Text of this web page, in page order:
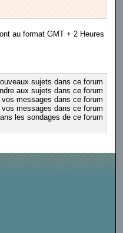
au format GMT + 2 Heures
sujets dans ce forum
aux sujets dans ce forum
messages dans ce forum
messages dans ce forum
les sondages de ce forum